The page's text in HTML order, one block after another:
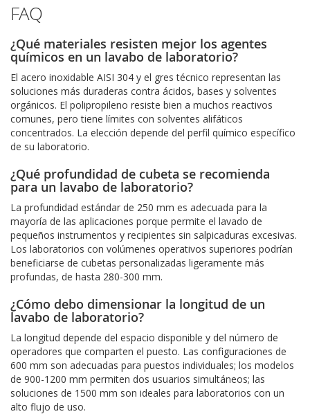
FAQ
¿Qué materiales resisten mejor los agentes
químicos en un lavabo de laboratorio?
El acero inoxidable AISI 304 y el gres técnico representan las
soluciones más duraderas contra ácidos, bases y solventes
orgánicos. El polipropileno resiste bien a muchos reactivos
comunes, pero tiene límites con solventes alifáticos
concentrados. La elección depende del perfil químico específico
de su laboratorio.
¿Qué profundidad de cubeta se recomienda
para un lavabo de laboratorio?
La profundidad estándar de 250 mm es adecuada para la
mayoría de las aplicaciones porque permite el lavado de
pequeños instrumentos y recipientes sin salpicaduras excesivas.
Los laboratorios con volúmenes operativos superiores podrían
beneficiarse de cubetas personalizadas ligeramente más
profundas, de hasta 280-300 mm.
¿Cómo debo dimensionar la longitud de un
lavabo de laboratorio?
La longitud depende del espacio disponible y del número de
operadores que comparten el puesto. Las configuraciones de
600 mm son adecuadas para puestos individuales; los modelos
de 900-1200 mm permiten dos usuarios simultáneos; las
soluciones de 1500 mm son ideales para laboratorios con un
alto flujo de uso.